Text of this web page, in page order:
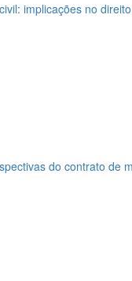
implicações no
do contrato